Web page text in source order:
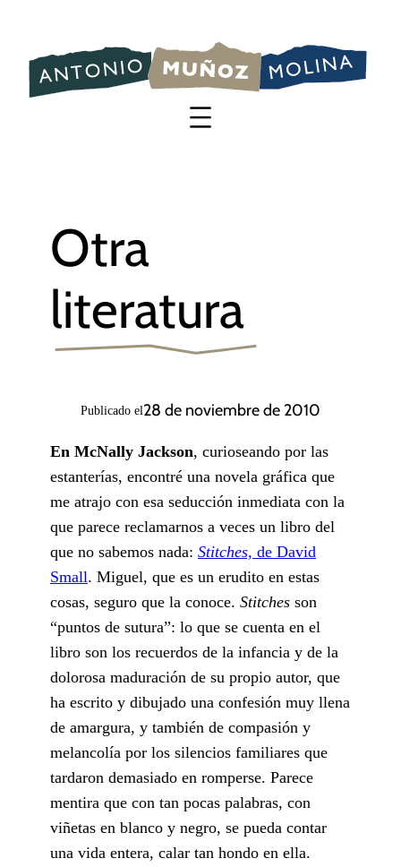
contenido
Otra
literatura
Publicado el28 de noviembre de 2010
En McNally Jackson, curioseando por las
estanterías, encontré una novela gráfica que
me atrajo con esa seducción inmediata con la
que parece reclamarnos a veces un libro del
que no sabemos nada: Stitches, de David
Small. Miguel, que es un erudito en estas
cosas, seguro que la conoce. Stitches son
“puntos de sutura”: lo que se cuenta en el
libro son los recuerdos de la infancia y de la
dolorosa maduración de su propio autor, que
ha escrito y dibujado una confesión muy llena
de amargura, y también de compasión y
melancolía por los silencios familiares que
tardaron demasiado en romperse. Parece
mentira que con tan pocas palabras, con
viñetas en blanco y negro, se pueda contar
una vida entera, calar tan hondo en ella.